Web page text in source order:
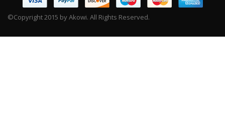
©Copyright 2015 by Akowi. All Rights Reserved.